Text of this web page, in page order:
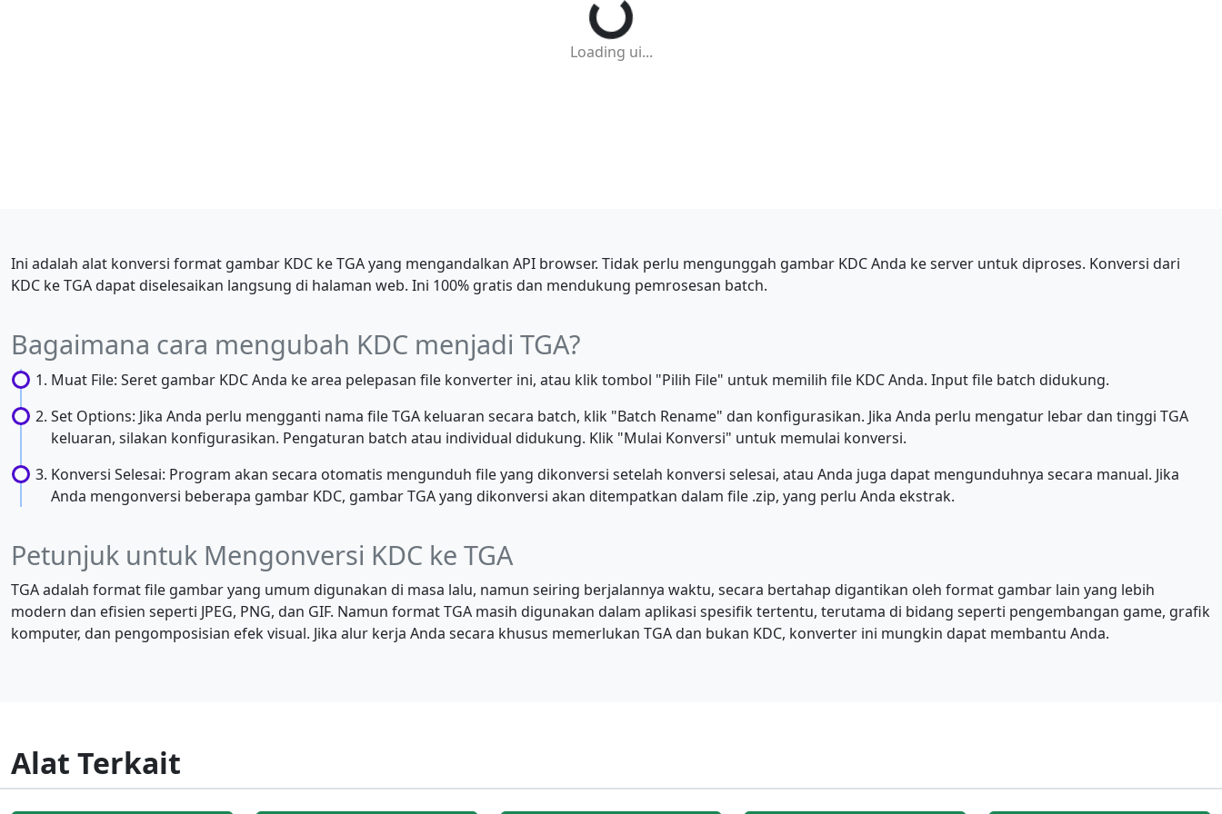
Loading ui...
Ini adalah alat konversi format gambar KDC ke TGA yang mengandalkan API browser. Tidak perlu mengunggah gambar KDC Anda ke server untuk diproses. Konversi dari
KDC ke TGA dapat diselesaikan langsung di halaman web. Ini 100% gratis dan mendukung pemrosesan batch.
Bagaimana cara mengubah KDC menjadi TGA?
Muat File: Seret gambar KDC Anda ke area pelepasan file konverter ini, atau klik tombol "Pilih File" untuk memilih file KDC Anda. Input file batch didukung.
Set Options: Jika Anda perlu mengganti nama file TGA keluaran secara batch, klik "Batch Rename" dan konfigurasikan. Jika Anda perlu mengatur lebar dan tinggi TGA
keluaran, silakan konfigurasikan. Pengaturan batch atau individual didukung. Klik "Mulai Konversi" untuk memulai konversi.
Konversi Selesai: Program akan secara otomatis mengunduh file yang dikonversi setelah konversi selesai, atau Anda juga dapat mengunduhnya secara manual. Jika
Anda mengonversi beberapa gambar KDC, gambar TGA yang dikonversi akan ditempatkan dalam file .zip, yang perlu Anda ekstrak.
Petunjuk untuk Mengonversi KDC ke TGA
TGA adalah format file gambar yang umum digunakan di masa lalu, namun seiring berjalannya waktu, secara bertahap digantikan oleh format gambar lain yang lebih
modern dan efisien seperti JPEG, PNG, dan GIF. Namun format TGA masih digunakan dalam aplikasi spesifik tertentu, terutama di bidang seperti pengembangan game, grafik
komputer, dan pengomposisian efek visual. Jika alur kerja Anda secara khusus memerlukan TGA dan bukan KDC, konverter ini mungkin dapat membantu Anda.
Alat Terkait